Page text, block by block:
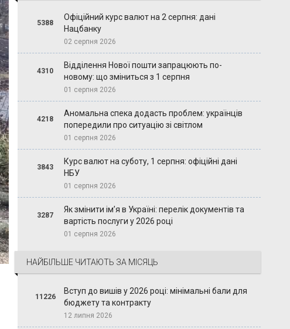
5388
Офіційний курс валют на 2 серпня: дані
Нацбанку
02 серпня 2026
4310
Відділення Нової пошти запрацюють по-
новому: що зміниться з 1 серпня
01 серпня 2026
4218
Аномальна спека додасть проблем: українців
попередили про ситуацію зі світлом
01 серпня 2026
3843
Курс валют на суботу, 1 серпня: офіційні дані
НБУ
01 серпня 2026
3287
Як змінити ім’я в Україні: перелік документів та
вартість послуги у 2026 році
01 серпня 2026
НАЙБІЛЬШЕ ЧИТАЮТЬ ЗА МІСЯЦЬ
11226
Вступ до вишів у 2026 році: мінімальні бали для
бюджету та контракту
12 липня 2026